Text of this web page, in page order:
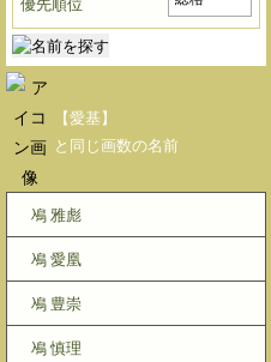
【愛基】
と同じ画数の名前
鳰 雅彪
鳰 愛凰
鳰 豊崇
鳰 慎理